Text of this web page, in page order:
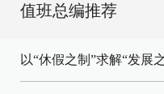
值班总编推荐
以“休假之制”求解“发展